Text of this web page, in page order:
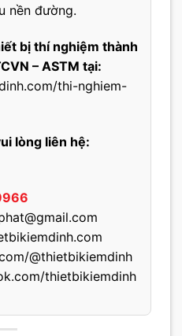
nền đường.
bị thí nghiệm thành
– ASTM tại:
thi-nghiem-
lòng liên hệ:
@thietbikiemdinh
thietbikiemdinh